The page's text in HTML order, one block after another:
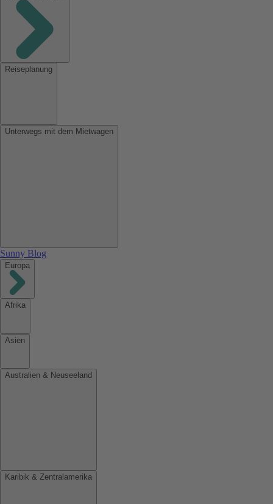
Reiseplanung
Unterwegs mit dem Mietwagen
Sunny Blog
Europa
Afrika
Asien
Australien & Neuseeland
Karibik & Zentralamerika